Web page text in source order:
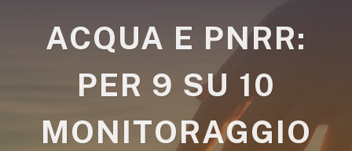
ACQUA E PNRR:
PER 9 SU 10
MONITORAGGIO